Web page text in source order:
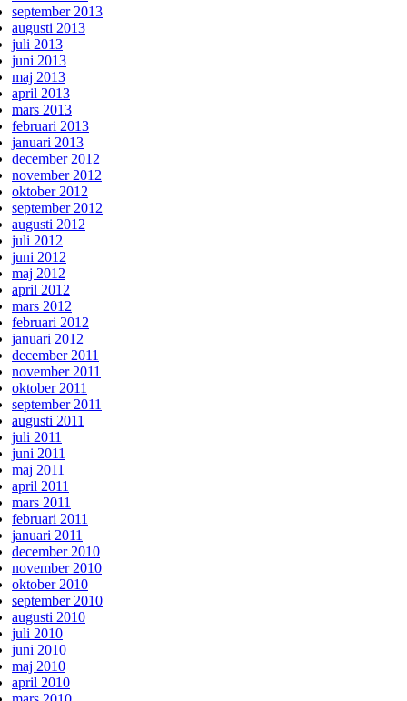
september 2013
augusti 2013
juli 2013
juni 2013
maj 2013
april 2013
mars 2013
februari 2013
januari 2013
december 2012
november 2012
oktober 2012
september 2012
augusti 2012
juli 2012
juni 2012
maj 2012
april 2012
mars 2012
februari 2012
januari 2012
december 2011
november 2011
oktober 2011
september 2011
augusti 2011
juli 2011
juni 2011
maj 2011
april 2011
mars 2011
februari 2011
januari 2011
december 2010
november 2010
oktober 2010
september 2010
augusti 2010
juli 2010
juni 2010
maj 2010
april 2010